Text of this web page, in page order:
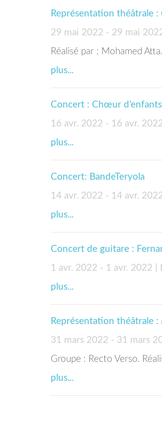
Représentation théâtrale :
29 mai 2022 - 29 mai
Réalisé par : Mohamed Atta.
plus...
Concert : Chœur
16 avr. 2022 - 16 avr.
plus...
Concert: BandeTeryola
14 avr. 2022 - 14 avr.
plus...
Concert de guitare :
1 avr. 2022 - 1 avr. 2022
plus...
Représentation théâtrale :
31 mars 2022 - 31 mars
Groupe : Recto Verso.
plus...